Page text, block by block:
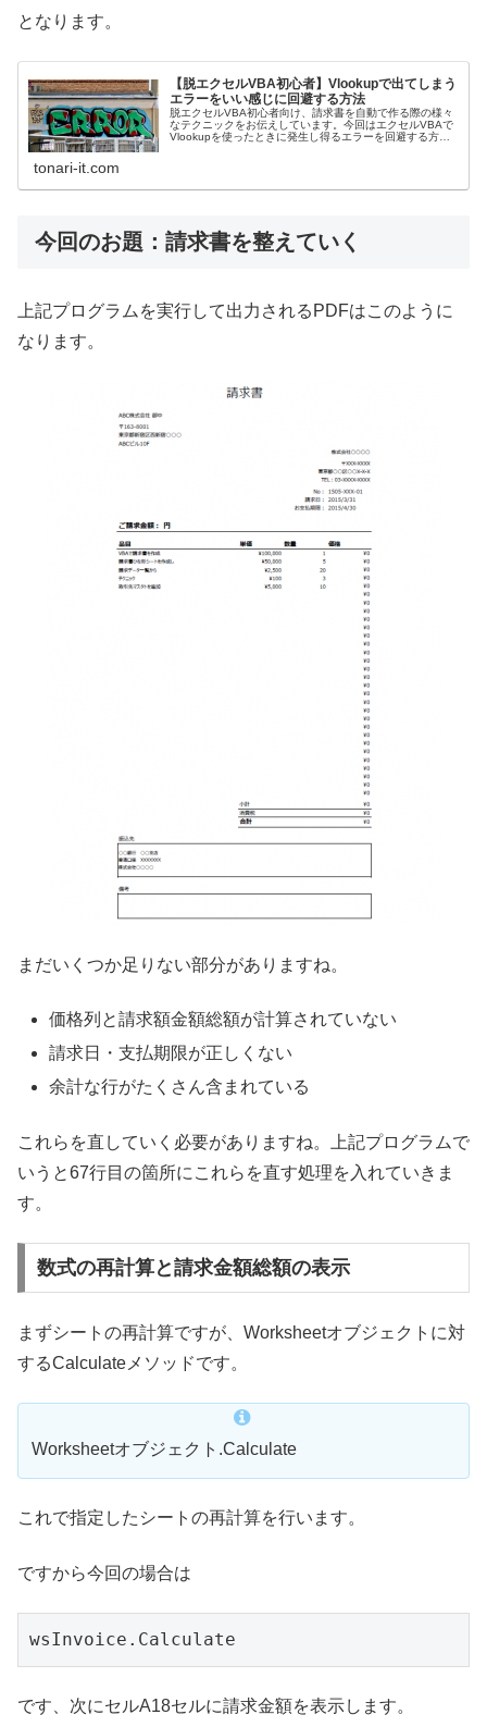
となります。
【脱エクセルVBA初心者】Vlookupで出てしまう
エラーをいい感じに回避する方法
脱エクセルVBA初心者向け、請求書を自動で作る際の様々
なテクニックをお伝えしています。今回はエクセルVBAで
Vlookupを使ったときに発生し得るエラーを回避する方法
tonari-it.com
今回のお題：請求書を整えていく
上記プログラムを実行して出力されるPDFはこのように
なります。
まだいくつか足りない部分がありますね。
価格列と請求額金額総額が計算されていない
請求日・支払期限が正しくない
余計な行がたくさん含まれている
これらを直していく必要がありますね。上記プログラムで
いうと67行目の箇所にこれらを直す処理を入れていきま
す。
数式の再計算と請求金額総額の表示
まずシートの再計算ですが、Worksheetオブジェクトに対
するCalculateメソッドです。
Worksheetオブジェクト.Calculate
これで指定したシートの再計算を行います。
ですから今回の場合は
です、次にセルA18セルに請求金額を表示します。